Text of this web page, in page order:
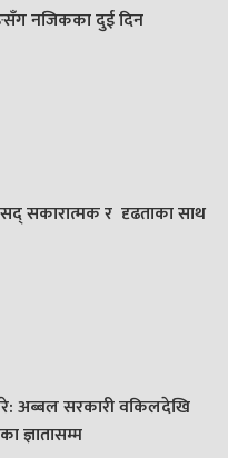
नजिकका दुई दिन
सकारात्मक र दृढताका साथ
अब्बल सरकारी वकिलदेखि
ज्ञातासम्म